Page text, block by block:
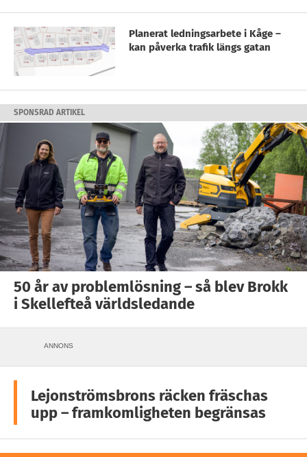
Planerat ledningsarbete i Kåge –
kan påverka trafik längs gatan
SPONSRAD ARTIKEL
50 år av problemlösning – så blev Brokk
i Skellefteå världsledande
ANNONS
Lejonströmsbrons räcken fräschas
upp – framkomligheten begränsas